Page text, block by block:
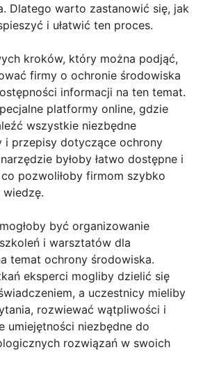
Dlatego warto zastanowić się, jak
i ułatwić ten proces.
kroków, który można podjąć,
firmy o ochronie środowiska
informacji na ten temat.
platformy online, gdzie
wszystkie niezbędne
i przepisy dotyczące ochrony
byłoby łatwo dostępne i
co pozwoliłoby firmom szybko
być organizowanie
i warsztatów dla
temat ochrony środowiska.
eksperci mogliby dzielić się
a uczestnicy mieliby
rozwiewać wątpliwości i
umiejętności niezbędne do
rozwiązań w swoich